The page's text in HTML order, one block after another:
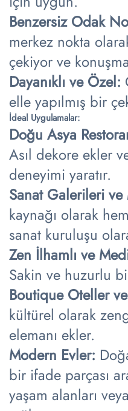
Benzersiz Odak
merkez nokta
çekiyor ve
Dayanıklı ve Özel:
elle yapılmış bir
İdeal Uygulamalar:
Doğu Asya
Asıl dekore ekler
deneyimi yaratır.
Sanat Galerileri ve
kaynağı olarak
sanat kuruluşu
Zen İlhamlı ve
Sakin ve huzurlu
Boutique Oteller
kültürel olarak
elemanı ekler.
Modern Evler:
bir ifade parçası
yaşam alanları